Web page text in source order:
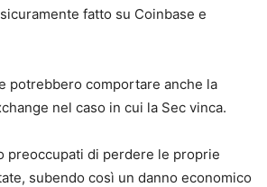
fatto su Coinbase e
potrebbero comportare anche la
nel caso in cui la Sec vinca.
preoccupati di perdere le proprie
subendo così un danno economico